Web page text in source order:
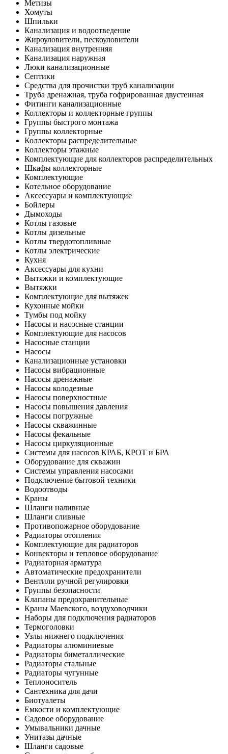
Метизы
Хомуты
Шпильки
Канализация и водоотведение
Жироуловители, пескоуловители
Канализация внутренняя
Канализация наружная
Люки канализационные
Септики
Средства для прочистки труб канализации
Труба дренажная, труба гофрированная двустенная
Фитинги канализационные
Коллекторы и коллекторные группы
Группы быстрого монтажа
Группы коллекторные
Коллекторы распределительные
Коллекторы этажные
Комплектующие для коллекторов распределительных
Шкафы коллекторные
Комплектующие
Котельное оборудование
Аксессуары и комплектующие
Бойлеры
Дымоходы
Котлы газовые
Котлы дизельные
Котлы твердотопливные
Котлы электрические
Кухня
Аксессуары для кухни
Вытяжки и комплектующие
Вытяжки
Комплектующие для вытяжек
Кухонные мойки
Тумбы под мойку
Насосы и насосные станции
Комплектующие для насосов
Насосные станции
Насосы
Канализационные установки
Насосы вибрационные
Насосы дренажные
Насосы колодезные
Насосы поверхностные
Насосы повышения давления
Насосы погружные
Насосы скважинные
Насосы фекальные
Насосы циркуляционные
Системы для насосов КРАБ, КРОТ и БРА
Оборудование для скважин
Системы управления насосами
Подключение бытовой техники
Водоотводы
Краны
Шланги наливные
Шланги сливные
Противопожарное оборудование
Радиаторы отопления
Комплектующие для радиаторов
Конвекторы и тепловое оборудование
Радиаторная арматура
Автоматические предохранители
Вентили ручной регулировки
Группы безопасности
Клапаны предохранительные
Краны Маевского, воздуховодчики
Наборы для подключения радиаторов
Термоголовки
Узлы нижнего подключения
Радиаторы алюминиевые
Радиаторы биметаллические
Радиаторы стальные
Радиаторы чугунные
Теплоноситель
Сантехника для дачи
Биотуалеты
Емкости и комплектующие
Садовое оборудование
Умывальники дачные
Унитазы дачные
Шланги садовые